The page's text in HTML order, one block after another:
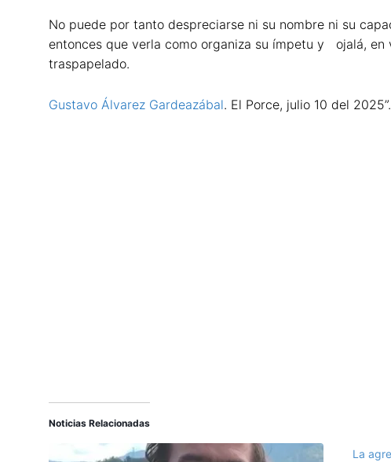
No puede por tanto despreciarse ni su nombre ni su
entonces que verla como organiza su ímpetu y ojalá,
traspapelado.
Gustavo Álvarez Gardeazábal. El Porce, julio 10 del
Noticias Relacionadas
La